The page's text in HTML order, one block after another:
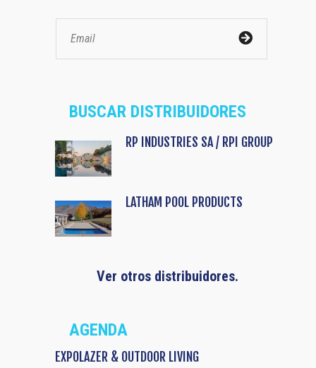
BUSCAR DISTRIBUIDORES
RP INDUSTRIES SA / RPI GROUP
LATHAM POOL PRODUCTS
Ver otros distribuidores.
AGENDA
EXPOLAZER & OUTDOOR LIVING